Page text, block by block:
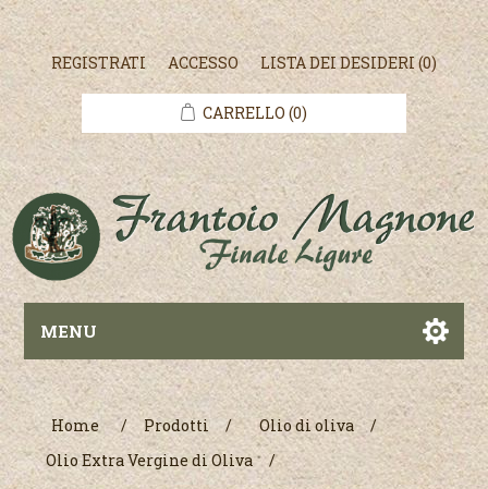
REGISTRATI ACCESSO LISTA DEI DESIDERI(0)
CARRELLO (0)
MENU
Home / Prodotti / Olio di oliva
/
Olio Extra Vergine di Oliva
/